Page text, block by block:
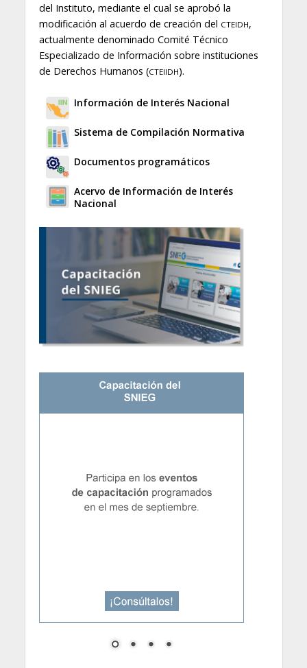
del Instituto, mediante el cual se aprobó la
modificación al acuerdo de creación del CTEIDH,
actualmente denominado Comité Técnico
Especializado de Información sobre instituciones
de Derechos Humanos (CTEIIDH).
Información de Interés Nacional
Sistema de Compilación Normativa
Documentos programáticos
Acervo de Información de Interés
Nacional